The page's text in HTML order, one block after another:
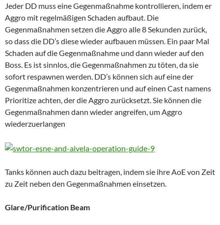
Jeder DD muss eine Gegenmaßnahme kontrollieren, indem er
Aggro mit regelmäßigen Schaden aufbaut. Die
Gegenmaßnahmen setzen die Aggro alle 8 Sekunden zurück,
so dass die DD’s diese wieder aufbauen müssen. Ein paar Mal
Schaden auf die Gegenmaßnahme und dann wieder auf den
Boss. Es ist sinnlos, die Gegenmaßnahmen zu töten, da sie
sofort respawnen werden. DD’s können sich auf eine der
Gegenmaßnahmen konzentrieren und auf einen Cast namens
Prioritize achten, der die Aggro zurücksetzt. Sie können die
Gegenmaßnahmen dann wieder angreifen, um Aggro
wiederzuerlangen
Tanks können auch dazu beitragen, indem sie ihre AoE von Zeit
zu Zeit neben den Gegenmaßnahmen einsetzen.
Glare/Purification Beam